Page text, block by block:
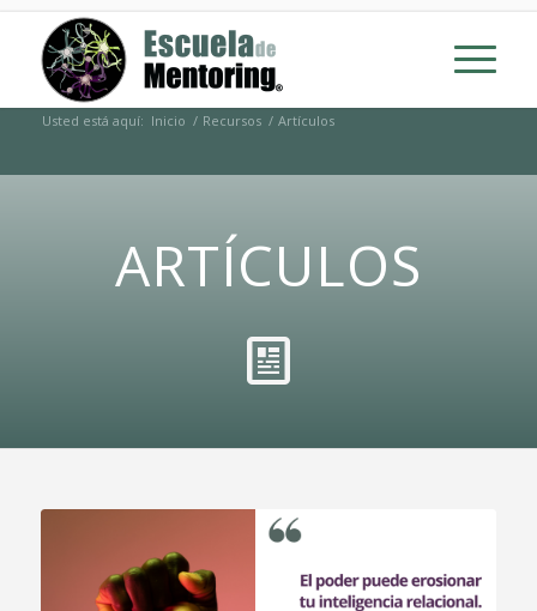
Usted está aquí: Inicio / Recursos / Artículos
ARTÍCULOS